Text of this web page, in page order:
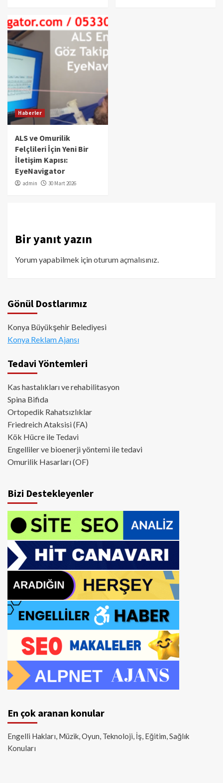
Haberler
ALS ve Omurilik
Felçlileri İçin Yeni Bir
İletişim Kapısı:
EyeNavigator
admin 30 Mart 2026
Bir yanıt yazın
Yorum yapabilmek içinoturum açmalısınız.
Gönül Dostlarımız
Konya Büyükşehir Belediyesi
Konya Reklam Ajansı
Tedavi Yöntemleri
Kas hastalıkları ve rehabilitasyon
Spina Bifida
Ortopedik Rahatsızlıklar
Friedreich Ataksisi (FA)
Kök Hücre ile Tedavi
Engelliler ve bioenerji yöntemi ile tedavi
Omurilik Hasarları (OF)
Bizi Destekleyenler
En çok aranan konular
Engelli Hakları, Müzik, Oyun, Teknoloji, İş, Eğitim, Sağlık
Konuları